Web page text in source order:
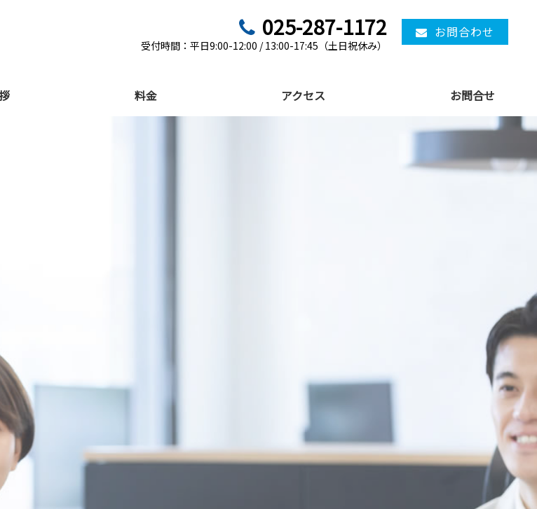
025-287-1172
受付時間：平日9:00-12:00 / 13:00-17:45（土日祝休み）
お問合わせ
料金 アクセス お問合せ